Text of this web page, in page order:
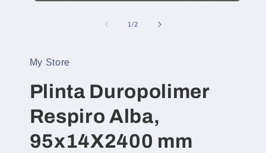
1/of
2
My Store
Plinta Duropolimer
Respiro Alba,
95x14X2400 mm